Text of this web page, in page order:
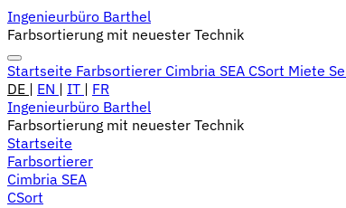
Ingenieurbüro Barthel
Farbsortierung mit neuester Technik
Startseite Farbsortierer Cimbria SEA CSort Miete
DE | EN | IT | FR
Ingenieurbüro Barthel
Farbsortierung mit neuester Technik
Startseite
Farbsortierer
Cimbria SEA
CSort